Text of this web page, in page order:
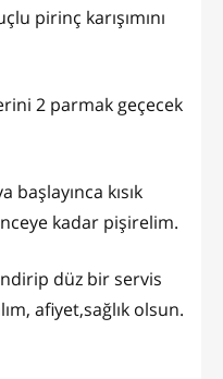
pirinç karışımını
2 parmak geçecek
kısık
kadar pişirelim.
düz bir servis
afiyet,sağlık olsun.